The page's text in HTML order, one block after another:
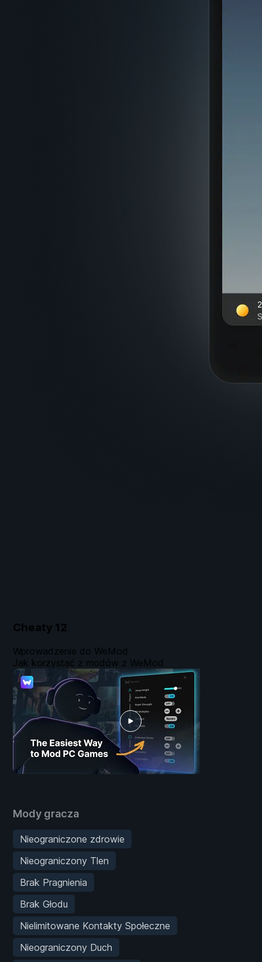
Cheaty 12
Mody gracza
Nieograniczone zdrowie
Nieograniczony Tlen
Brak Pragnienia
Brak Głodu
Nielimitowane Kontakty Społeczne
Nieograniczony Duch
Wprowadzenie do WeMod
Jak korzystać z modów z WeMod